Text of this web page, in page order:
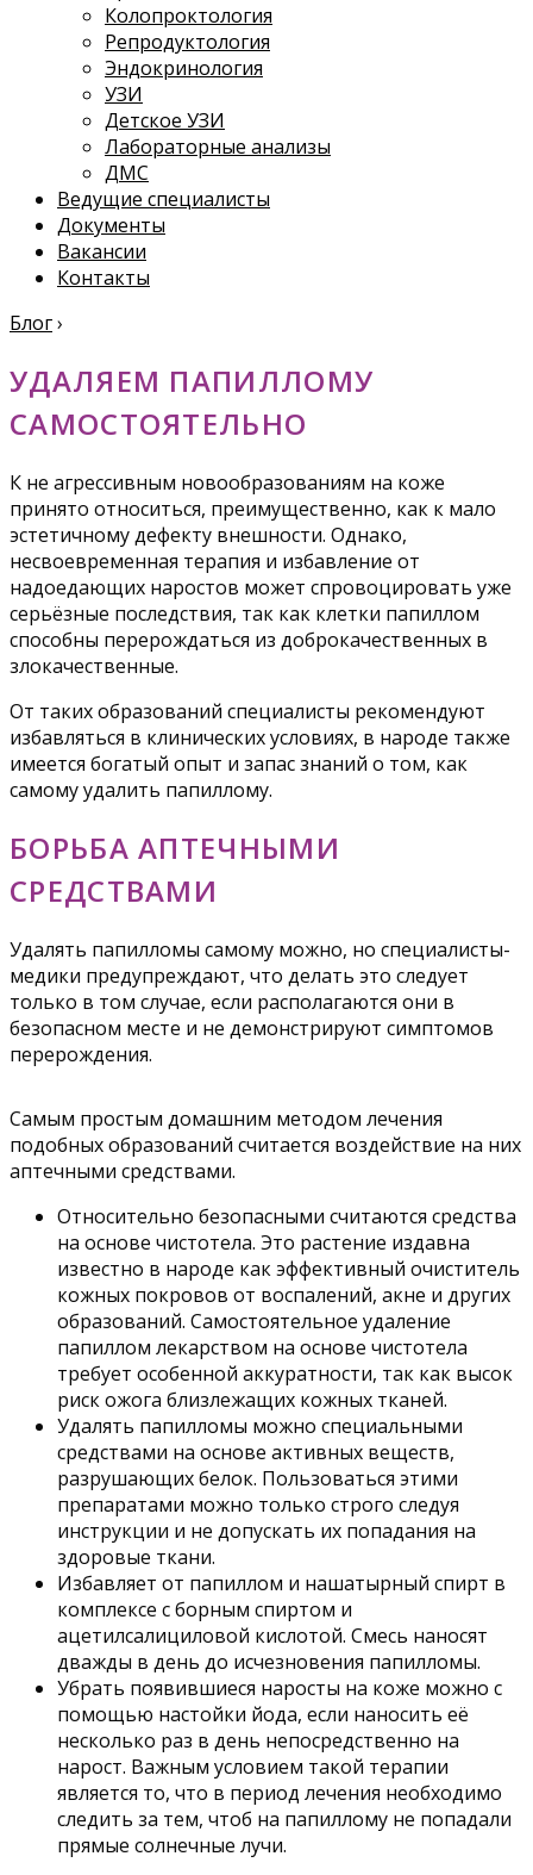
Колопроктология
Репродуктология
Эндокринология
УЗИ
Детское УЗИ
Лабораторные анализы
ДМС
Ведущие специалисты
Документы
Вакансии
Контакты
Блог›
УДАЛЯЕМ ПАПИЛЛОМУ
САМОСТОЯТЕЛЬНО
К не агрессивным новообразованиям на коже
принято относиться, преимущественно, как к мало
эстетичному дефекту внешности. Однако,
несвоевременная терапия и избавление от
надоедающих наростов может спровоцировать уже
серьёзные последствия, так как клетки папиллом
способны перерождаться из доброкачественных в
злокачественные.
От таких образований специалисты рекомендуют
избавляться в клинических условиях, в народе также
имеется богатый опыт и запас знаний о том, как
самому удалить папиллому.
БОРЬБА АПТЕЧНЫМИ
СРЕДСТВАМИ
Удалять папилломы самому можно, но специалисты-
медики предупреждают, что делать это следует
только в том случае, если располагаются они в
безопасном месте и не демонстрируют симптомов
перерождения.
Самым простым домашним методом лечения
подобных образований считается воздействие на них
аптечными средствами.
Относительно безопасными считаются средства
на основе чистотела. Это растение издавна
известно в народе как эффективный очиститель
кожных покровов от воспалений, акне и других
образований. Самостоятельное удаление
папиллом лекарством на основе чистотела
требует особенной аккуратности, так как высок
риск ожога близлежащих кожных тканей.
Удалять папилломы можно специальными
средствами на основе активных веществ,
разрушающих белок. Пользоваться этими
препаратами можно только строго следуя
инструкции и не допускать их попадания на
здоровые ткани.
Избавляет от папиллом и нашатырный спирт в
комплексе с борным спиртом и
ацетилсалициловой кислотой. Смесь наносят
дважды в день до исчезновения папилломы.
Убрать появившиеся наросты на коже можно с
помощью настойки йода, если наносить её
несколько раз в день непосредственно на
нарост. Важным условием такой терапии
является то, что в период лечения необходимо
следить за тем, чтоб на папиллому не попадали
прямые солнечные лучи.